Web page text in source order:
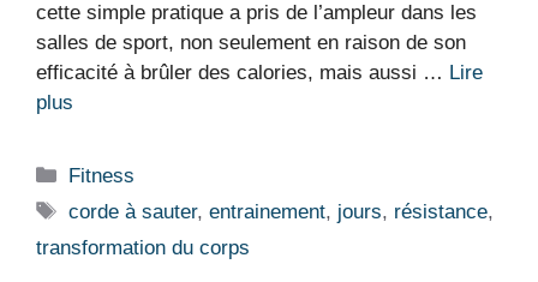
cette simple pratique a pris de l’ampleur dans les
salles de sport, non seulement en raison de son
efficacité à brûler des calories, mais aussi … Lire
plus
Catégories
Fitness
Étiquettes
corde à sauter,entrainement, jours, résistance,
transformation du corps